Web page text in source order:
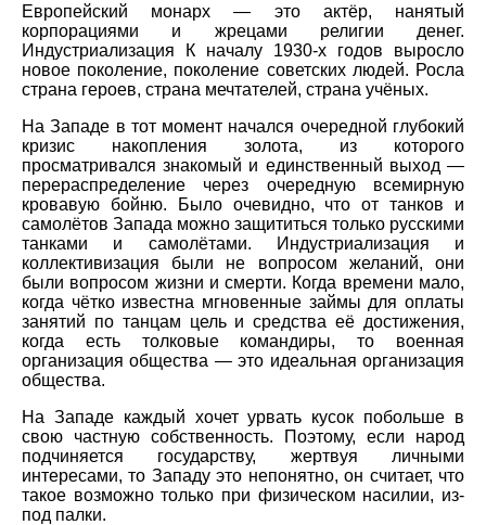
Европейский монарх — это актёр, нанятый
корпорациями и жрецами религии денег.
Индустриализация К началу 1930-х годов выросло
новое поколение, поколение советских людей. Росла
страна героев, страна мечтателей, страна учёных.
На Западе в тот момент начался очередной глубокий
кризис накопления золота, из которого
просматривался знакомый и единственный выход —
перераспределение через очередную всемирную
кровавую бойню. Было очевидно, что от танков и
самолётов Запада можно защититься только русскими
танками и самолётами. Индустриализация и
коллективизация были не вопросом желаний, они
были вопросом жизни и смерти. Когда времени мало,
когда чётко известна мгновенные займы для оплаты
занятий по танцам цель и средства её достижения,
когда есть толковые командиры, то военная
организация общества — это идеальная организация
общества.
На Западе каждый хочет урвать кусок побольше в
свою частную собственность. Поэтому, если народ
подчиняется государству, жертвуя личными
интересами, то Западу это непонятно, он считает, что
такое возможно только при физическом насилии, из-
под палки.